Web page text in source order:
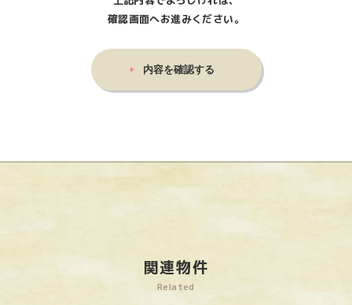
確認画面へお進みください。
関連物件
Related